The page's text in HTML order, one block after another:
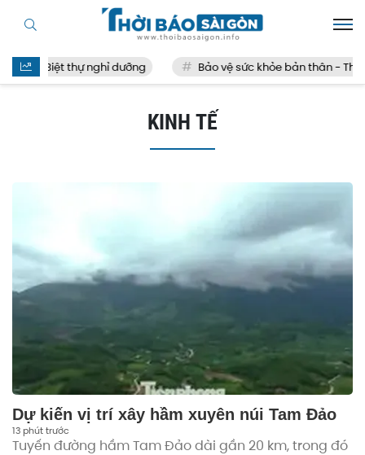
Biệt thự nghỉ dưỡng Bảo vệ sức khỏe bản thân - Thế
KINH TẾ
Dự kiến vị trí xây hầm xuyên núi Tam Đảo
13 phút trước
Tuyến đường hầm Tam Đảo dài gần 20 km, trong đó